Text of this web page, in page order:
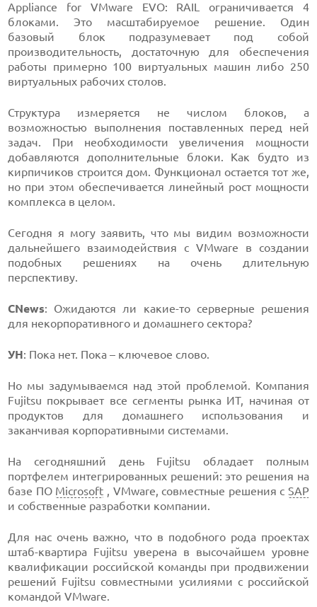
Appliance for VMware EVO: RAIL ограничивается 4
блоками. Это масштабируемое решение. Один
базовый блок подразумевает под собой
производительность, достаточную для обеспечения
работы примерно 100 виртуальных машин либо 250
виртуальных рабочих столов.
Структура измеряется не числом блоков, а
возможностью выполнения поставленных перед ней
задач. При необходимости увеличения мощности
добавляются дополнительные блоки. Как будто из
кирпичиков строится дом. Функционал остается тот же,
но при этом обеспечивается линейный рост мощности
комплекса в целом.
Сегодня я могу заявить, что мы видим возможности
дальнейшего взаимодействия с VMware в создании
подобных решениях на очень длительную
перспективу.
CNews: Ожидаются ли какие-то серверные решения
для некорпоративного и домашнего сектора?
УН: Пока нет. Пока – ключевое слово.
Но мы задумываемся над этой проблемой. Компания
Fujitsu покрывает все сегменты рынка ИТ, начиная от
продуктов для домашнего использования и
заканчивая корпоративными системами.
На сегодняшний день Fujitsu обладает полным
портфелем интегрированных решений: это решения на
базе ПО Microsoft , VMware, совместные решения с SAP
и собственные разработки компании.
Для нас очень важно, что в подобного рода проектах
штаб-квартира Fujitsu уверена в высочайшем уровне
квалификации российской команды при продвижении
решений Fujitsu совместными усилиями с российской
командой VMware.